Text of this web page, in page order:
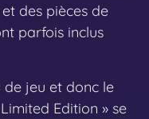
des pièces de
parfois inclus
de jeu et donc le
Edition » se